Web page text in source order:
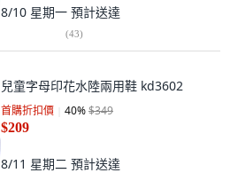
8/10 星期一 預計送達
(43)
兒童字母印花水陸兩用鞋 kd3602
首購折扣價 40%$349
$209
8/11 星期二 預計送達